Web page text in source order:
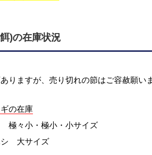
)の在庫状況
りますが、売り切れの節はご容赦願い
の在庫
極々小・極小・小サイズ
シ 大サイズ